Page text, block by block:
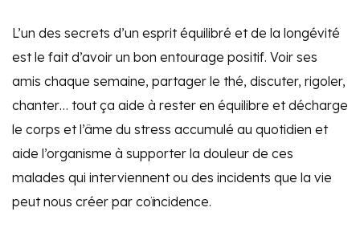
L’un des secrets d’un esprit équilibré et de la longévité
est le fait d’avoir un bon entourage positif. Voir ses
amis chaque semaine, partager le thé, discuter, rigoler,
chanter… tout ça aide à rester en équilibre et décharge
le corps et l’âme du stress accumulé au quotidien et
aide l’organisme à supporter la douleur de ces
malades qui interviennent ou des incidents que la vie
peut nous créer par coïncidence.